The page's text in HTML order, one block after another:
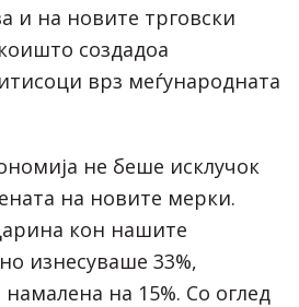
и на новите трговски
создадоа
врз меѓународната
не беше исклучок
на новите мерки.
кон нашите
изнесуваше 33%,
на 15%. Со оглед